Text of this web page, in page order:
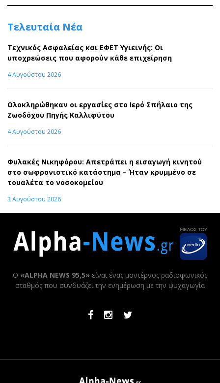
Τελευταία Νέα
Τεχνικός Ασφαλείας και ΕΦΕΤ Υγιεινής: Οι
υποχρεώσεις που αφορούν κάθε επιχείρηση
4 Αυγούστου 2026
Ολοκληρώθηκαν οι εργασίες στο Ιερό Σπήλαιο της
Ζωοδόχου Πηγής Καλλιφύτου
4 Αυγούστου 2026
Φυλακές Νικηφόρου: Απετράπει η εισαγωγή κινητού
στο σωφρονιστικό κατάστημα – Ήταν κρυμμένο σε
τουαλέτα το νοσοκομείου
3 Αυγούστου 2026
Ο «ALPHA NEWS 95,5» είναι ένας μοντέρνος ραδιοφωνικός
σταθμός που συνδυάζει την ενημέρωση με την ψυχαγωγία
FacebookInstagramTwitter